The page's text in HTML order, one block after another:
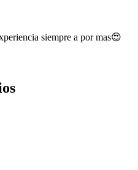
siempre a por mas😍